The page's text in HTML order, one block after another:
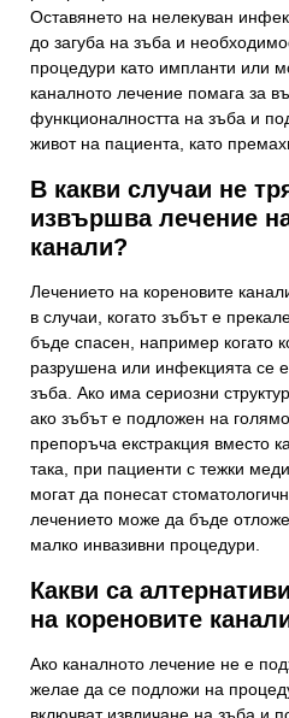
Оставянето на нелекуван
до загуба на зъба и
процедури като импланти или
каналното лечение помага за
функционалността на зъба и
живот на пациента, като
В какви случаи не
извършва лечение
канали?
Лечението на кореновите
в случаи, когато зъбът е
бъде спасен, например когато
разрушена или инфекцията се
зъба. Ако има сериозни
ако зъбът е подложен на
препоръча екстракция вместо
така, при пациенти с тежки
могат да понесат
лечението може да бъде
малко инвазивни процедури.
Какви са
на кореновите
Ако каналното лечение не е
желае да се подложи на